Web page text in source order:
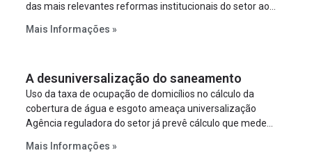
das mais relevantes reformas institucionais do setor ao
serviços, ampliar a participação da iniciativa privada,
à segurança jurídica dos contratos.
Mais Informações »
A desuniversalização do saneamento
Uso da taxa de ocupação de domicílios no cálculo da
cobertura de água e esgoto ameaça universalização
Agência reguladora do setor já prevê cálculo que mede
Mais Informações »